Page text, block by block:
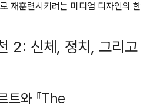
훈련시키려는 미디엄 디자인의 한
2: 신체, 정치, 그리고
트와 『The